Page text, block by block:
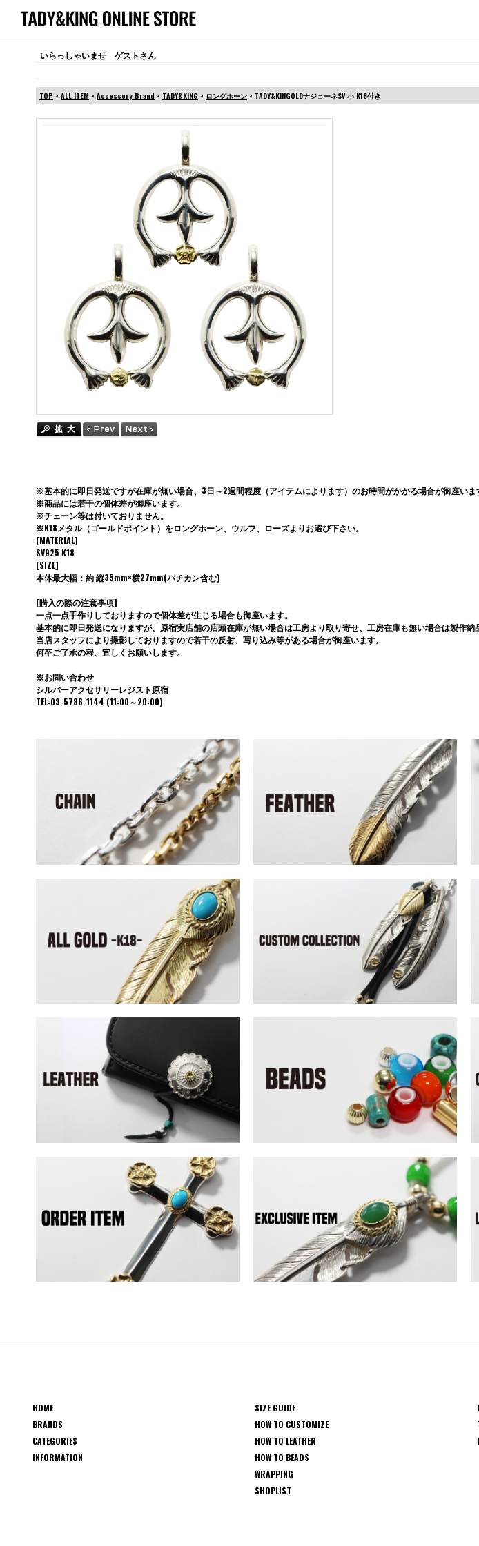
いらっしゃいませ ゲストさん
TOP > ALL ITEM > Accessory Brand > TADY&KING > ロングホーン > TADY&KINGOLDナジョーネSV 小 K18付き
※基本的に即日発送ですが在庫が無い場合、3日～2週間程度（アイテムによります）のお時間がかかる場合が御座いま
※商品には若干の個体差が御座います。
※チェーン等は付いておりません。
※K18メタル（ゴールドポイント）をロングホーン、ウルフ、ローズよりお選び下さい。
[MATERIAL]
SV925 K18
[SIZE]
本体最大幅：約 縦35mm×横27mm(バチカン含む)
[購入の際の注意事項]
一点一点手作りしておりますので個体差が生じる場合も御座います。
基本的に即日発送になりますが、原宿実店舗の店頭在庫が無い場合は工房より取り寄せ、工房在庫も無い場合は製作
当店スタッフにより撮影しておりますので若干の反射、写り込み等がある場合が御座います。
何卒ご了承の程、宜しくお願いします。
※お問い合わせ
シルバーアクセサリーレジスト原宿
TEL:03-5786-1144 (11:00～20:00)
HOME
BRANDS
CATEGORIES
INFORMATION
SIZE GUIDE
HOW TO CUSTOMIZE
HOW TO LEATHER
HOW TO BEADS
WRAPPING
SHOPLIST